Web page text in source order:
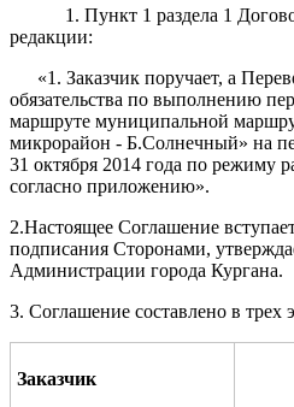
1. Пункт 1 раздела 1
редакции:
«1. Заказчик поручает, а
обязательства по выполнению
маршруте муниципальной
микрорайон - Б.Солнечный» на
31 октября 2014 года по режиму
согласно приложению».
2.Настоящее Соглашение
подписания Сторонами,
Администрации города Кургана.
3. Соглашение составлено в трех
Заказчик